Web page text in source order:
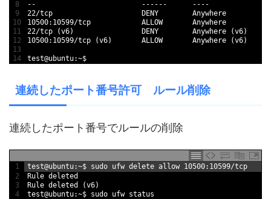
8
9
10
11
12
13
14
--
-- -- -- -- --
22/tcp DENY Anywhere
10500: 10599/tcp ALLOW Anywhere
22/tcp (v6) DENY Anywhere (v6)
10500: 10599/tcp (v6) ALLOW Anywhere (v6)
test@ubuntu:~$
連続したポート番号許可 ルール削除
連続したポート番号でルールの削除
1
2
3
4
test@ubuntu:~$ sudo ufw delete allow 10500: 10599/tcp
Rule deleted
Rule deleted (v6)
test@ubuntu:~$ sudo ufw status